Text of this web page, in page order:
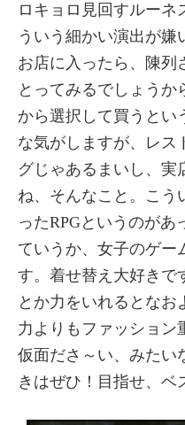
ロキョロ見回すルーネ
ういう細かい演出が嫌
お店に入ったら、陳列
とってみるでしょうか
から選択して買うとい
な気がしますが、レス
グじゃあるまいし、実
ね、そんなこと。こう
ったRPGというのがあ
ていうか、女子のゲー
す。着せ替え大好きで
とか力をいれるとなお
力よりもファッション
仮面ださ～い、みたい
きはぜひ！目指せ、ベ